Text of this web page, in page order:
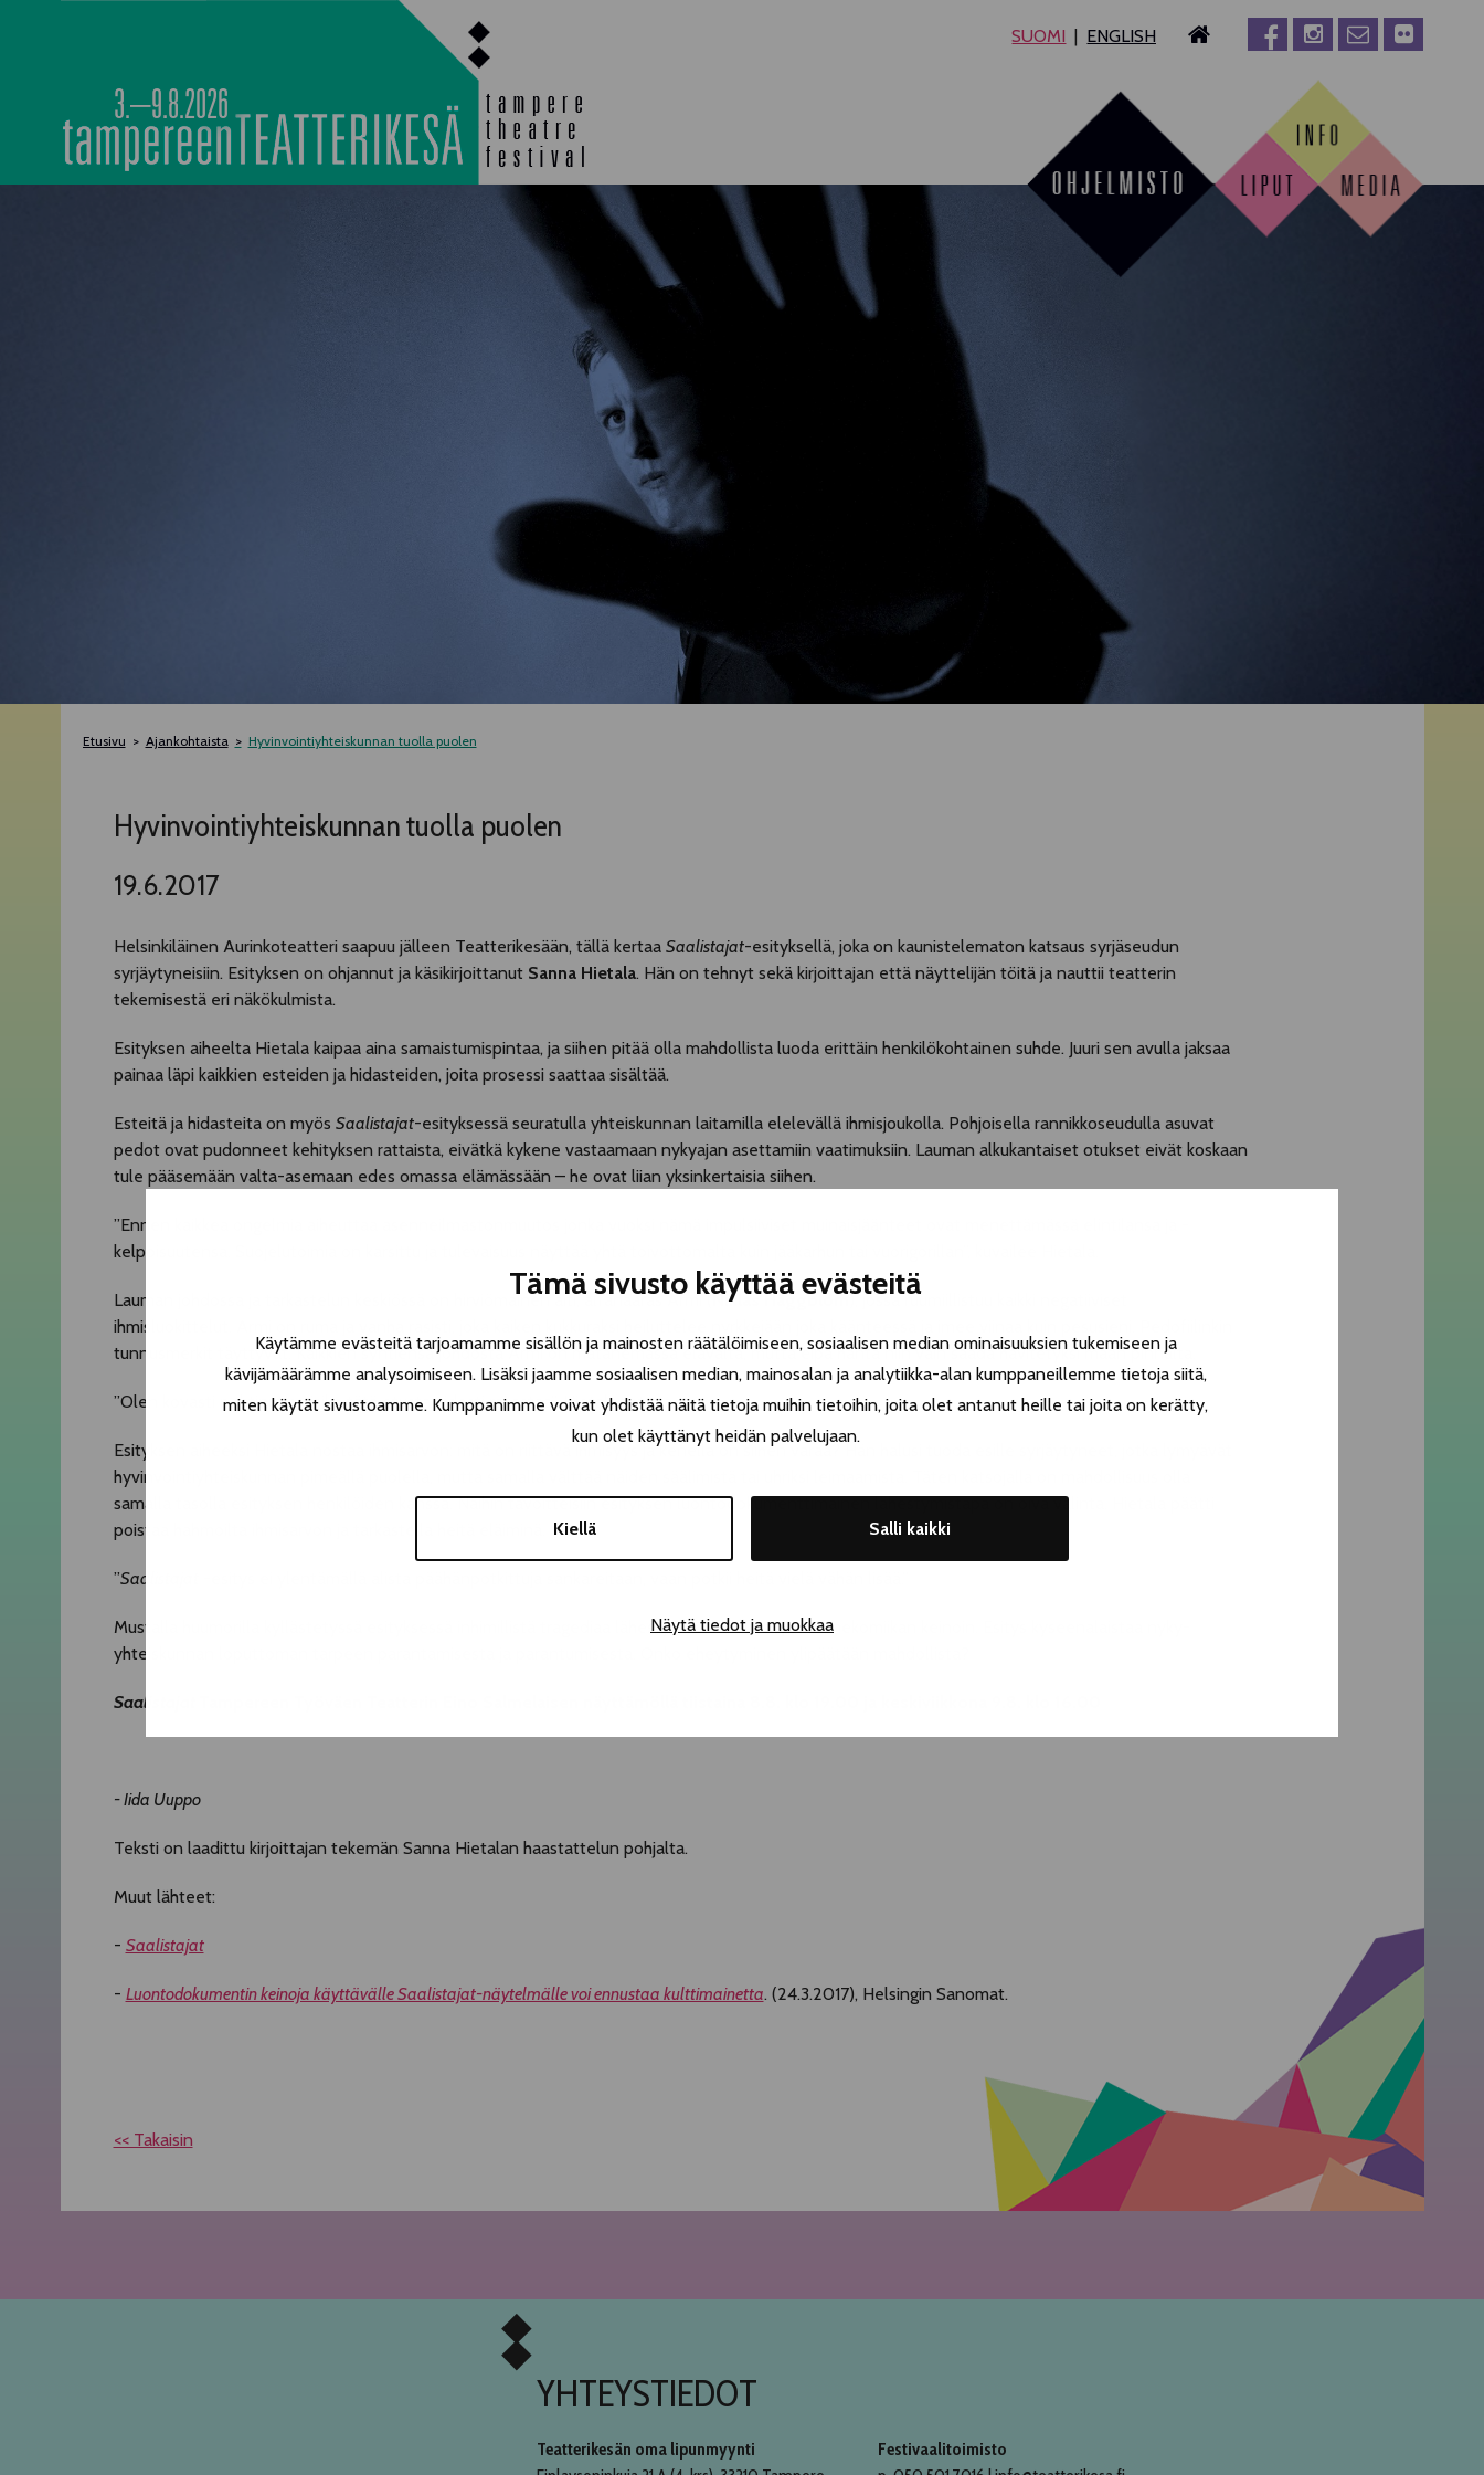
Tämä sivusto käyttää evästeitä
Käytämme evästeitä tarjoamamme sisällön ja mainosten räätälöimiseen, sosiaalisen median ominaisuuksien tukemiseen ja
kävijämäärämme analysoimiseen. Lisäksi jaamme sosiaalisen median, mainosalan ja analytiikka-alan kumppaneillemme tietoja siitä,
miten käytät sivustoamme. Kumppanimme voivat yhdistää näitä tietoja muihin tietoihin, joita olet antanut heille tai joita on kerätty,
kun olet käyttänyt heidän palvelujaan.
Kiellä Salli kaikki
Näytä tiedot ja muokkaa
SUOMI ENGLISH
3.–9.8.2026
TELTTALAB OFF TAMPERE
MUU OHJELMISTO
Etusivu Ajankohtaista Hyvinvointiyhteiskunnan tuolla puolen
Hyvinvointiyhteiskunnan tuolla puolen
19.6.2017
Helsinkiläinen Aurinkoteatteri saapuu jälleen Teatterikesään, tällä kertaa Saalistajat-esityksellä, joka on kaunistelematon katsaus syrjäseudun
syrjäytyneisiin. Esityksen on ohjannut ja käsikirjoittanut Sanna Hietala. Hän on tehnyt sekä kirjoittajan että näyttelijän töitä ja nauttii teatterin
tekemisestä eri näkökulmista.
Esityksen aiheelta Hietala kaipaa aina samaistumispintaa, ja siihen pitää olla mahdollista luoda erittäin henkilökohtainen suhde. Juuri sen avulla jaksaa
painaa läpi kaikkien esteiden ja hidasteiden, joita prosessi saattaa sisältää.
Esteitä ja hidasteita on myös Saalistajat-esityksessä seuratulla yhteiskunnan laitamilla elelevällä ihmisjoukolla. Pohjoisella rannikkoseudulla asuvat
pedot ovat pudonneet kehityksen rattaista, eivätkä kykene vastaamaan nykyajan asettamiin vaatimuksiin. Lauman alkukantaiset otukset eivät koskaan
tule pääsemään valta-asemaan edes omassa elämässään – he ovat liian yksinkertaisia siihen.
”Ennen kaikkea ongelmia aiheuttaa asenneilmastonmuutos jonka vuoksi nämä impulsiiviset muinaisjäänteet ovat menettämässä elintilansa ja -
kelpoisuutensa. Suojelutoimia on karsittu ja tulevaisuus näyttää yhtä toivottomalta kuin jääkarhun tai vuorigorillan”, kuvailee Hietala.
Lauman johdossa ja tarkastelun keskiössä on hirviömäinen äiti, alfanaaras Armi (Niklas Häggblom), jossa ruumiillistuu kaikki negatiiviset
ihmisluokittelut. Armi on ruma ja vanha rasisti, joka kaiken kukkuraksi heiluttelee nyrkkejään joka käänteessä ja imee viinaa kuin pesusieni. Pedofiilinkin
tunnusmerkit täyttyvät. Kaikkien syntiensä johdosta Armi on mätänemässä elävältä, mutta eipä häntä niin vain saada hävitetyksi maan pinnalta.
”Olen kovasti pohtinut, voisiko tätä otusta aidosti rakastaa”, Hietala toteaa.
Esityksen aiheeksi Hietala nostaa ihmisarvon: mitä on riittävä ihmisyys ja kenellä on siihen varaa? Hän halusi tuoda esille syrjäytyneet, jotka lymyävät
hyvinvointiyhteiskunnan pimeällä puolella, mutta samalla välttää näiden säälimistä tai uhriksi leimaamista. Täten katsojalla on mahdollisuus olla
samalla tasolla esityksen henkilöiden kanssa. Näihin tavoitteisiin esityksen luontodokumenttimainen lähestymistapa on oiva valinta. Hietala päätti
poistaa hahmoilta ihmisarvon ja tarkastella heitä eläiminä.
”Saalistajat
Mustalla huumorilla kyllästetyssä esityksessä inhimillistä tragediaa lähestytään sähellys- ja tilannekomiikan keinoin. Esitys kyseenalaistaa nyky-
yhteiskunnan loputtoman tarpeen parantamisesta ja parantumisesta. Onko eheytyminen ylipäätään mahdollista?
Saalistajat
- Iida Uuppo
Teksti on laadittu kirjoittajan tekemän Sanna Hietalan haastattelun pohjalta.
Muut lähteet:
- Saalistajat
- Luontodokumentin keinoja käyttävälle Saalistajat-näytelmälle voi ennustaa kulttimainetta. (24.3.2017), Helsingin Sanomat.
<< Takaisin
YHTEYSTIEDOT
Teatterikesän oma lipunmyynti
Festivaalitoimisto